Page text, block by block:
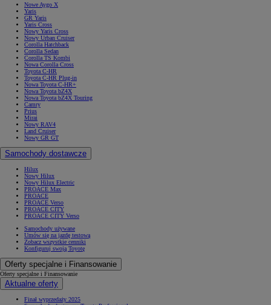
Nowe Aygo X
Yaris
GR Yaris
Yaris Cross
Nowy Yaris Cross
Nowy Urban Cruiser
Corolla Hatchback
Corolla Sedan
Corolla TS Kombi
Nowa Corolla Cross
Toyota C-HR
Toyota C-HR Plug-in
Nowa Toyota C-HR+
Nowa Toyota bZ4X
Nowa Toyota bZ4X Touring
Camry
Prius
Mirai
Nowy RAV4
Land Cruiser
Nowy GR GT
Samochody dostawcze
Hilux
Nowy Hilux
Nowy Hilux Electric
PROACE Max
PROACE
PROACE Verso
PROACE CITY
PROACE CITY Verso
Samochody używane
Umów się na jazdę testową
Zobacz wszystkie cenniki
Konfiguruj swoją Toyotę
Oferty specjalne i Finansowanie
Oferty specjalne i Finansowanie
Aktualne oferty
Finał wyprzedaży 2025